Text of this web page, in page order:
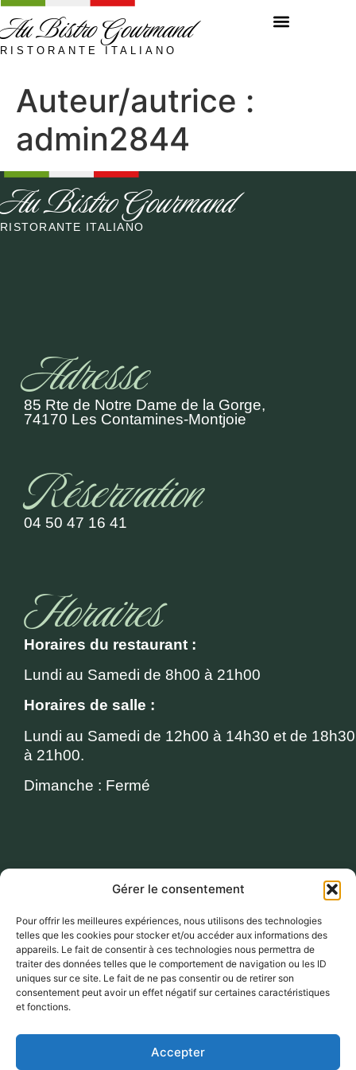
Gérer le consentement
Pour offrir les meilleures expériences, nous utilisons des technologies
telles que les cookies pour stocker et/ou accéder aux informations des
appareils. Le fait de consentir à ces technologies nous permettra de
traiter des données telles que le comportement de navigation ou les ID
uniques sur ce site. Le fait de ne pas consentir ou de retirer son
consentement peut avoir un effet négatif sur certaines caractéristiques
et fonctions.
Accepter
Au Bistro Gourmand
RISTORANTE ITALIANO
Auteur/autrice :
admin2844
Au Bistro Gourmand
RISTORANTE ITALIANO
Adresse
85 Rte de Notre Dame de la Gorge,
74170 Les Contamines-Montjoie
Réservation
04 50 47 16 41
Horaires
Horaires du restaurant :
Lundi au Samedi de 8h00 à 21h00
Horaires de salle :
Lundi au Samedi de 12h00 à 14h30 et de 18h30
à 21h00.
Dimanche : Fermé
Cliquez pour accepter les cookies
marketing et activer ce contenu